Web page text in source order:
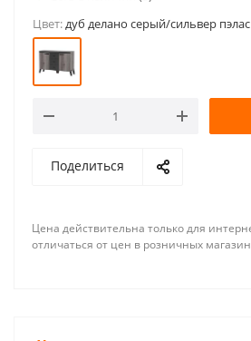
Цвет:дуб делано серый/сильвер пэлас
Поделиться
Цена действительна только для
отличаться от цен в розничных